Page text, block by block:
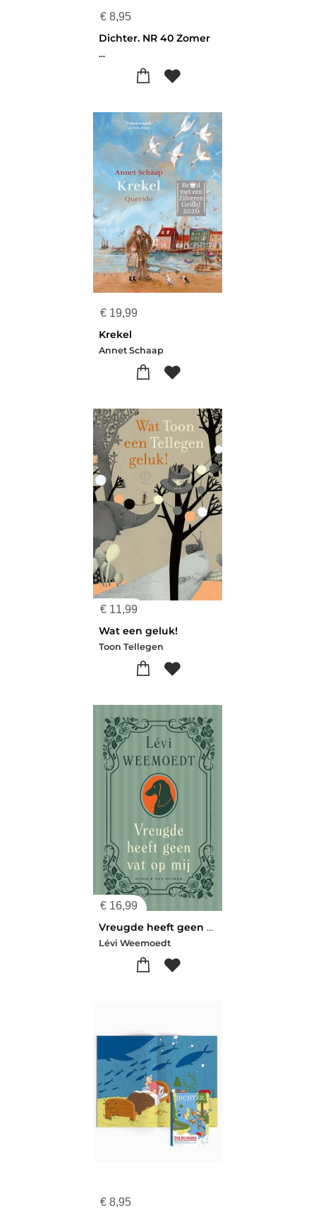
€ 8,95
Dichter. NR 40 Zomer
...
€ 19,99
Krekel
Annet Schaap
€ 11,99
Wat een geluk!
Toon Tellegen
€ 16,99
Vreugde heeft geen vat op mij
Lévi Weemoedt
€ 8,95